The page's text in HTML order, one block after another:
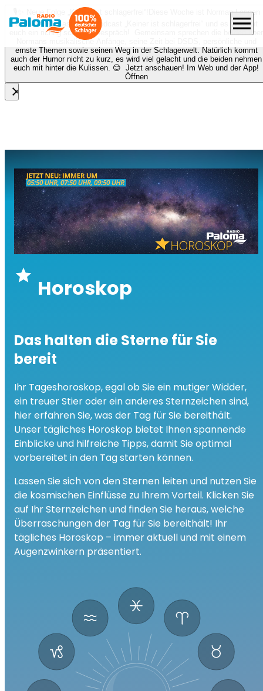
🎙️✨ Neue Folge „Keiner ist schlagerfrei“!
Diese Woche ist Norman Langen
bei Nora zu Gast beim Podcast „Keiner ist schlagerfrei“ und es erwartet
euch ein richtig schönes Gespräch! Gemeinsam sprechen die beiden über
Normans musikalische Anfänge, seine Zeit bei DSDS, persönliche und
ernste Themen sowie seinen Weg in der Schlagerwelt. Natürlich kommt
auch der Humor nicht zu kurz, es wird viel gelacht und die beiden nehmen
euch mit hinter die Kulissen. 😊 Jetzt anschauen! Im Web und der App!
Öffnen
close
menu
star Horoskop
Das halten die Sterne für Sie
bereit
Ihr Tageshoroskop, egal ob Sie ein mutiger Widder,
ein treuer Stier oder ein anderes Sternzeichen sind,
hier erfahren Sie, was der Tag für Sie bereithält.
Unser tägliches Horoskop bietet Ihnen spannende
Einblicke und hilfreiche Tipps, damit Sie optimal
vorbereitet in den Tag starten können.
Lassen Sie sich von den Sternen leiten und nutzen Sie
die kosmischen Einflüsse zu Ihrem Vorteil. Klicken Sie
auf Ihr Sternzeichen und finden Sie heraus, welche
Überraschungen der Tag für Sie bereithält! Ihr
tägliches Horoskop – immer aktuell und mit einem
Augenzwinkern präsentiert.